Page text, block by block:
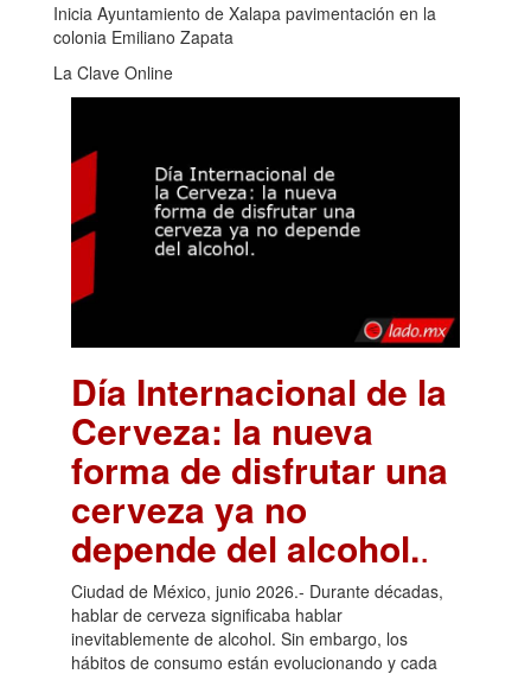
Inicia Ayuntamiento de Xalapa pavimentación en la
colonia Emiliano Zapata
La Clave Online
Día Internacional de la
Cerveza: la nueva
forma de disfrutar una
cerveza ya no
depende del alcohol..
Ciudad de México, junio 2026.- Durante décadas,
hablar de cerveza significaba hablar
inevitablemente de alcohol. Sin embargo, los
hábitos de consumo están evolucionando y cada